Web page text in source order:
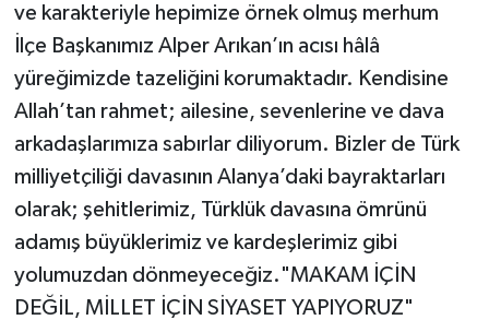
ve karakteriyle hepimize örnek olmuş merhum
İlçe Başkanımız Alper Arıkan’ın acısı hâlâ
yüreğimizde tazeliğini korumaktadır. Kendisine
Allah’tan rahmet; ailesine, sevenlerine ve dava
arkadaşlarımıza sabırlar diliyorum. Bizler de Türk
milliyetçiliği davasının Alanya’daki bayraktarları
olarak; şehitlerimiz, Türklük davasına ömrünü
adamış büyüklerimiz ve kardeşlerimiz gibi
yolumuzdan dönmeyeceğiz.​"MAKAM İÇİN
DEĞİL, MİLLET İÇİN SİYASET YAPIYORUZ"